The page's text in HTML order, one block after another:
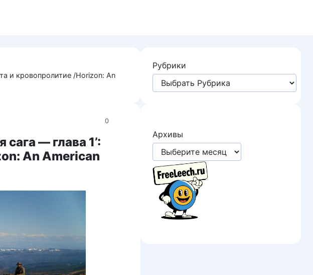
и кровопролитие /Horizon: An
0
— глава 1’:
An American
Рубрики
Архивы